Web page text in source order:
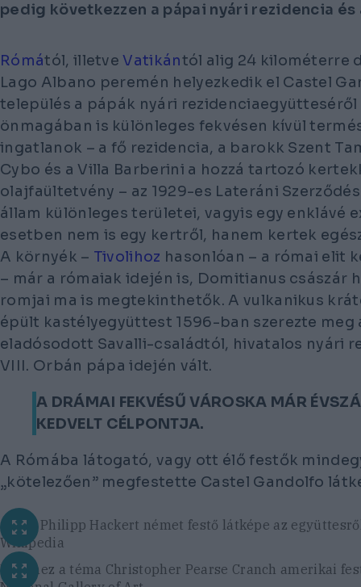
pedig következzen a pápai nyári rezidencia
Rómától, illetveVatikántól alig 24 kilométerre
Lago Albano peremén helyezkedik el Castel
település a pápák nyári rezidenciaegyütteséről
önmagában is különleges fekvésen kívül
ingatlanok – a fő rezidencia, a barokk Szent
Cybo és a Villa Barberini a hozzá tartozó
olajfaültetvény – az 1929-es Lateráni
állam különleges területei, vagyis egy enklávé
esetben nem is egy kertről, hanem kertek
A környék – Tivolihoz hasonlóan – a római elit
– már a rómaiak idején is, Domitianus császár
romjai ma is megtekinthetők. A vulkanikus
épült kastélyegyüttest 1596-ban szerezte meg
eladósodott Savalli-családtól, hivatalos nyári
VIII. Orbán pápa idején vált.
A DRÁMAI FEKVÉSŰ VÁROSKA MÁR
KEDVELT CÉLPONTJA.
A Rómába látogató, vagy ott élő festők
„kötelezően” megfestette Castel Gandolfo
Jacob Philipp Hackert német festő látképe az
Wikipedia
Ugyanez a téma Christopher Pearse Cranch amerikai